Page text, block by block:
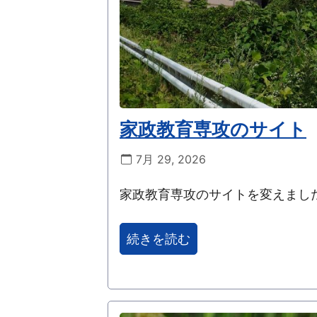
家政教育専攻のサイト
7月 29, 2026
家政教育専攻のサイトを変えまし
続きを読む